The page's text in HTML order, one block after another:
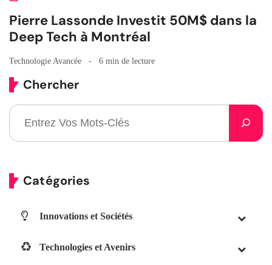
Pierre Lassonde Investit 50M$ dans la
Deep Tech à Montréal
Technologie Avancée 6 min de lecture
Chercher
Catégories
Innovations et Sociétés
Technologies et Avenirs